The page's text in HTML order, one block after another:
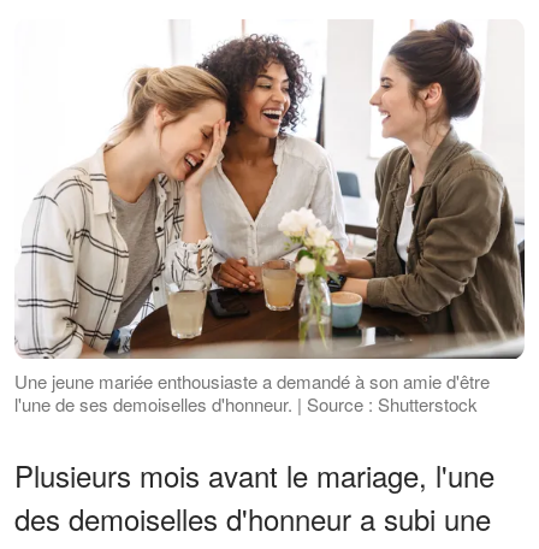
Une jeune mariée enthousiaste a demandé à son amie d'être
l'une de ses demoiselles d'honneur. | Source : Shutterstock
Plusieurs mois avant le mariage, l'une
des demoiselles d'honneur a subi une